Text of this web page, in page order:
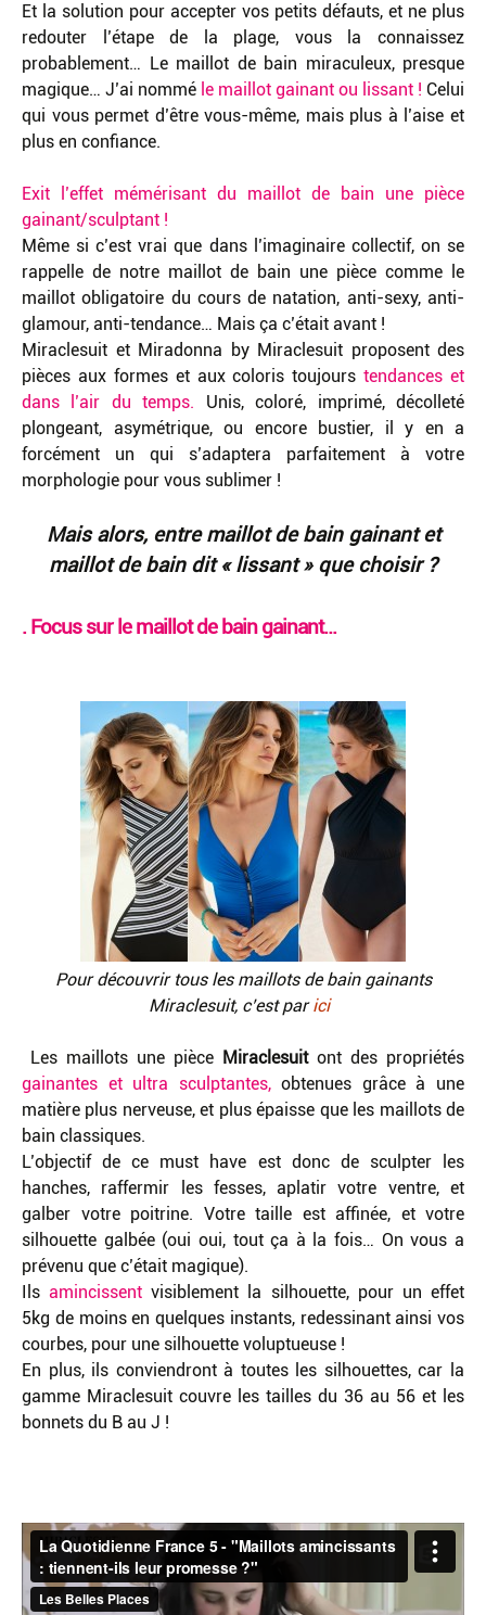
Et la solution pour accepter vos petits défauts, et ne plus
redouter l’étape de la plage, vous la connaissez
probablement… Le maillot de bain miraculeux, presque
magique… J’ai nommé le maillot gainant ou lissant ! Celui
qui vous permet d’être vous-même, mais plus à l’aise et
plus en confiance.
Exit l’effet mémérisant du maillot de bain une pièce
gainant/sculptant !
Même si c’est vrai que dans l’imaginaire collectif, on se
rappelle de notre maillot de bain une pièce comme le
maillot obligatoire du cours de natation, anti-sexy, anti-
glamour, anti-tendance… Mais ça c’était avant !
Miraclesuit et Miradonna by Miraclesuit proposent des
pièces aux formes et aux coloris toujourstendances et
dans l’air du temps. Unis, coloré, imprimé, décolleté
plongeant, asymétrique, ou encore bustier, il y en a
forcément un qui s’adaptera parfaitement à votre
morphologie pour vous sublimer !
Mais alors, entre maillot de bain gainant et
maillot de bain dit « lissant » que choisir ?
. Focus sur le maillot de bain gainant…
Pour découvrir tous les maillots de bain gainants
Miraclesuit, c’est parici
Les maillots une pièce Miraclesuitont des propriétés
gainantes et ultra sculptantes,obtenues grâce à une
matière plus nerveuse, et plus épaisse que les maillots de
bain classiques.
L’objectif de ce must have est donc de sculpter les
hanches, raffermir les fesses, aplatir votre ventre, et
galber votre poitrine. Votre taille est affinée, et votre
silhouette galbée (oui oui, tout ça à la fois… On vous a
prévenu que c’était magique).
Ilsamincissent visiblement la silhouette, pour un effet
5kg de moins en quelques instants, redessinant ainsi vos
courbes, pour une silhouette voluptueuse !
En plus, ils conviendront à toutes les silhouettes, car la
gamme Miraclesuit couvre les tailles du 36 au 56 et les
bonnets du B au J !